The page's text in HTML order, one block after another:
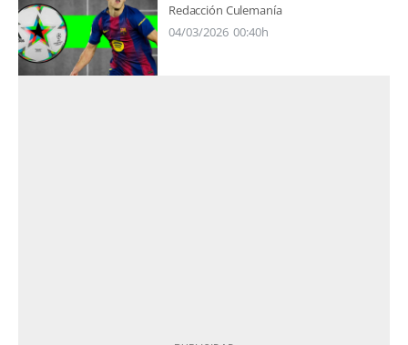
Redacción Culemanía
04/03/2026 00:40h